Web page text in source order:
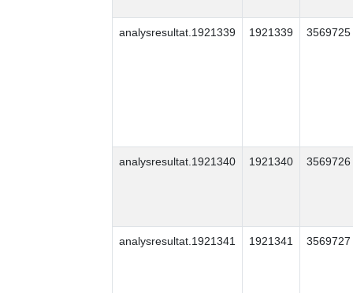
analysresultat.1921339 1921339 3569725
analysresultat.1921340 1921340 3569726
analysresultat.1921341 1921341 3569727